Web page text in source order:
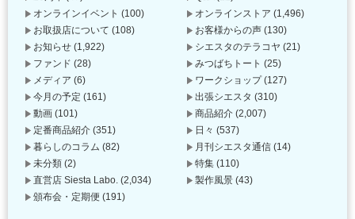
オンラインイベント (100) オンラインストア (1,496)
お取扱店について (108) お客様からの声 (130)
お知らせ (1,922) シエスタのテラコヤ (21)
ファンド (28) みつばちトート (25)
メディア (6) ワークショップ(127)
今月の予定 (161) 出張シエスタ (310)
動画 (101) 商品紹介 (2,007)
定番商品紹介 (351) 日々 (537)
暮らしのコラム (82) 月刊シエスタ通信 (14)
未分類 (2) 特集 (110)
直営店 Siesta Labo. (2,034) 製作風景 (43)
頒布会・定期便 (191)